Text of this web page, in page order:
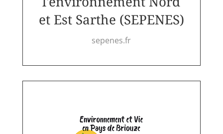
et Est Sarthe (SEPENES)
sepenes.fr